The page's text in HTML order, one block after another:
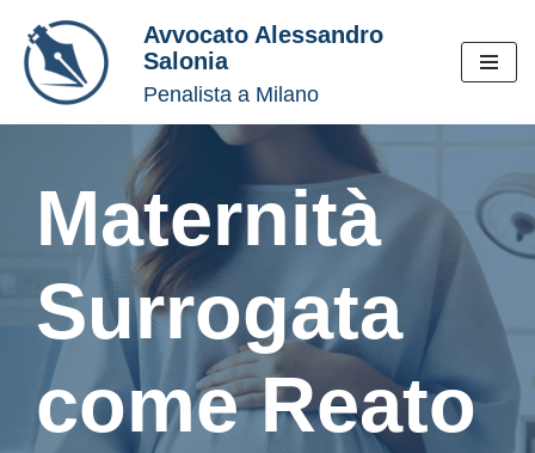
Vai
al
contenuto
Avvocato Alessandro
Salonia
Penalista a Milano
Maternità
Surrogata
come Reato